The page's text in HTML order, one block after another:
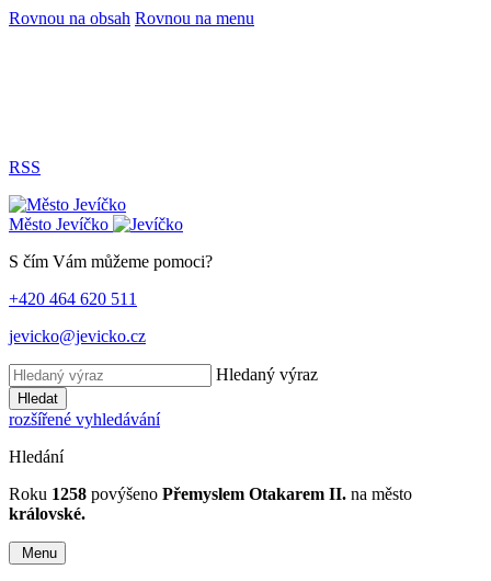
Rovnou na obsah Rovnou na menu
RSS
Město Jevíčko
S čím Vám můžeme pomoci?
+420 464 620 511
jevicko@jevicko.cz
Hledaný výraz
Hledat
rozšířené vyhledávání
Hledání
Roku 1258 povýšeno Přemyslem Otakarem II. na město
královské.
Menu